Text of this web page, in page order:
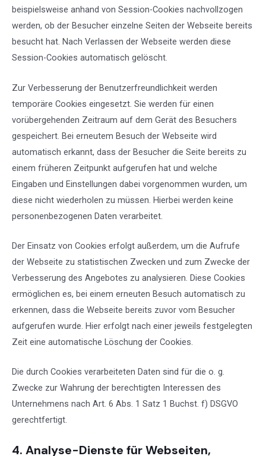
beispielsweise anhand von Session-Cookies nachvollzogen
werden, ob der Besucher einzelne Seiten der Webseite bereits
besucht hat. Nach Verlassen der Webseite werden diese
Session-Cookies automatisch gelöscht.
Zur Verbesserung der Benutzerfreundlichkeit werden
temporäre Cookies eingesetzt. Sie werden für einen
vorübergehenden Zeitraum auf dem Gerät des Besuchers
gespeichert. Bei erneutem Besuch der Webseite wird
automatisch erkannt, dass der Besucher die Seite bereits zu
einem früheren Zeitpunkt aufgerufen hat und welche
Eingaben und Einstellungen dabei vorgenommen wurden, um
diese nicht wiederholen zu müssen. Hierbei werden keine
personenbezogenen Daten verarbeitet.
Der Einsatz von Cookies erfolgt außerdem, um die Aufrufe
der Webseite zu statistischen Zwecken und zum Zwecke der
Verbesserung des Angebotes zu analysieren. Diese Cookies
ermöglichen es, bei einem erneuten Besuch automatisch zu
erkennen, dass die Webseite bereits zuvor vom Besucher
aufgerufen wurde. Hier erfolgt nach einer jeweils festgelegten
Zeit eine automatische Löschung der Cookies.
Die durch Cookies verarbeiteten Daten sind für die o. g.
Zwecke zur Wahrung der berechtigten Interessen des
Unternehmens nach Art. 6 Abs. 1 Satz 1 Buchst. f) DSGVO
gerechtfertigt.
4. Analyse-Dienste für Webseiten,